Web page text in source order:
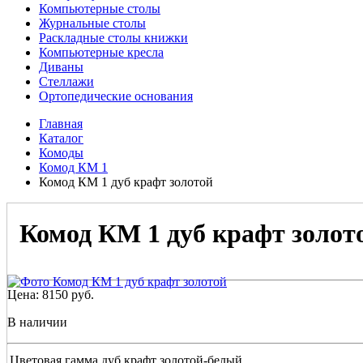
Компьютерные столы
Журнальные столы
Раскладные столы книжки
Компьютерные кресла
Диваны
Стеллажи
Ортопедические основания
Главная
Каталог
Комоды
Комод КМ 1
Комод КМ 1 дуб крафт золотой
Комод КМ 1 дуб крафт
Цена: 8150 руб.
В наличии
Цветовая гамма дуб крафт золотой-белый